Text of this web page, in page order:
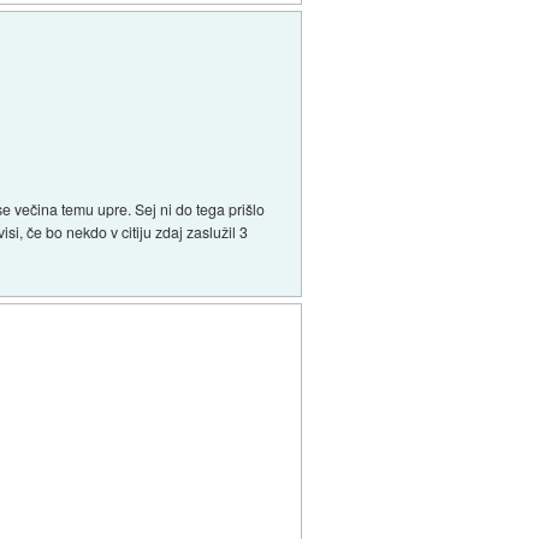
večina temu upre. Sej ni do tega prišlo
če bo nekdo v citiju zdaj zaslužil 3